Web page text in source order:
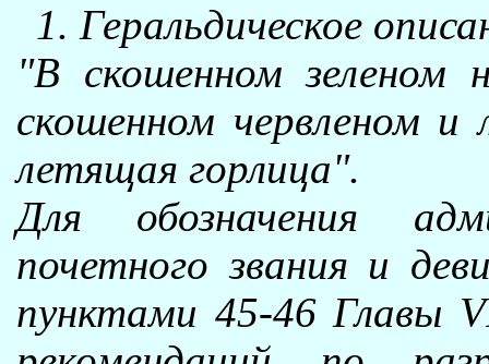
1. Геральдическое
"В скошенном зеленом
скошенном червленом и
летящая горлица".
Для обозначения
почетного звания и
пунктами 45-46 Главы